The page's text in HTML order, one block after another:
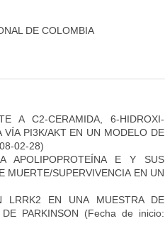
DE COLOMBIA
A C2-CERAMIDA, 6-HIDROXI-
PI3K/AKT EN UN MODELO DE
02-28)
APOLIPOPROTEÍNA E Y SUS
MUERTE/SUPERVIVENCIA EN UN
LRRK2 EN UNA MUESTRA DE
PARKINSON (Fecha de inicio: